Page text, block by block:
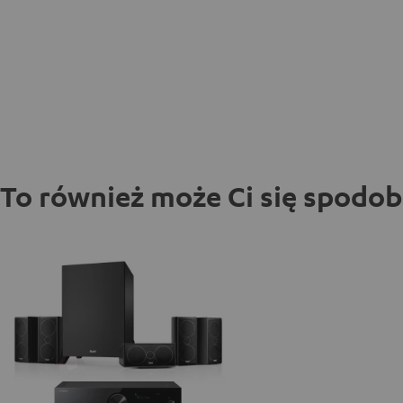
To również może Ci się